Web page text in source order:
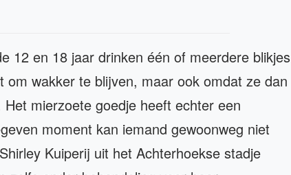
12 en 18 jaar drinken één of meerdere blikjes
wakker te blijven, maar ook omdat ze dan
mierzoete goedje heeft echter een
moment kan iemand gewoonweg niet
Kuiperij uit het Achterhoekse stadje